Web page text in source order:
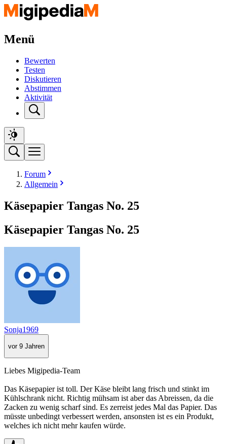
Menü
Bewerten
Testen
Diskutieren
Abstimmen
Aktivität
Forum
Allgemein
Käsepapier Tangas No. 25
Käsepapier Tangas No. 25
Sonja1969
vor 9 Jahren
Liebes Migipedia-Team
Das Käsepapier ist toll. Der Käse bleibt lang frisch und stinkt im
Kühlschrank nicht. Richtig mühsam ist aber das Abreissen, da die
Zacken zu wenig scharf sind. Es zerreist jedes Mal das Papier. Das
müsste unbedingt verbessert werden, ansonsten ist es ein Produkt,
welches ich nicht mehr kaufen würde.